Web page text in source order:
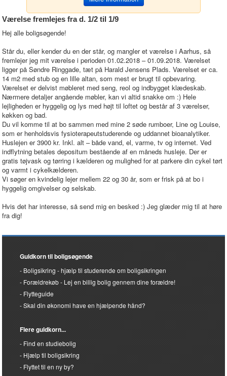
Værelse fremlejes fra d. 1/2 til 1/9
Hej alle boligsøgende!
Står du, eller kender du en der står, og mangler et værelse i Aarhus, så
fremlejer jeg mit værelse i perioden 01.02.2018 – 01.09.2018. Værelset
ligger på Søndre Ringgade, tæt på Harald Jensens Plads. Værelset er ca.
14 m2 med stub og en lille altan, som mest er brugt til opbevaring.
Værelset er delvist møbleret med seng, reol og indbygget klædeskab.
Nærmere detaljer angående møbler, kan vi altid snakke om :) Hele
lejligheden er hyggelig og lys med højt til loftet og består af 3 værelser,
køkken og bad.
Du vil komme til at bo sammen med mine 2 søde rumboer, Line og Louise,
som er henholdsvis fysioterapeutstuderende og uddannet bioanalytiker.
Huslejen er 3900 kr. Inkl. alt – både vand, el, varme, tv og internet. Ved
indflytning betales depositum bestående af en måneds husleje. Der er
gratis tøjvask og tørring i kælderen og mulighed for at parkere din cykel tørt
og varmt i cykelkælderen.
Vi søger en kvindelig lejer mellem 22 og 30 år, som er frisk på at bo i
hyggelig omgivelser og selskab.
Hvis det har interesse, så send mig en besked :) Jeg glæder mig til at høre
fra dig!
Guldkorn til boligsøgende
Boligsikring - hjælp til studerende om boligsikringen
Forældrekøb - Lej en billig bolig gennem dine forældre!
Flytteguide
Skal din økonomi have en hjælpende hånd?
Flere guldkorn...
Find en studiebolig
Hjælp til boligsikring
Flyttet til en ny by?